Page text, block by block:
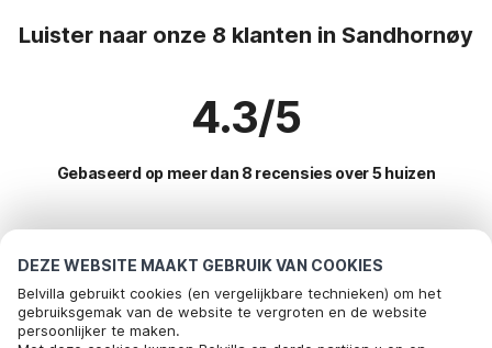
DEZE WEBSITE MAAKT GEBRUIK VAN COOKIES
Belvilla gebruikt cookies (en vergelijkbare technieken) om het
gebruiksgemak van de website te vergroten en de website
persoonlijker te maken.
Luister naar onze 8 klanten in Sandhornøy
4.3/5
Gebaseerd op meer dan 8 recensies over 5 huizen
Meest populaire bestemmingen voor
vakantie
Top steden met top voorzieningen voor vakantie